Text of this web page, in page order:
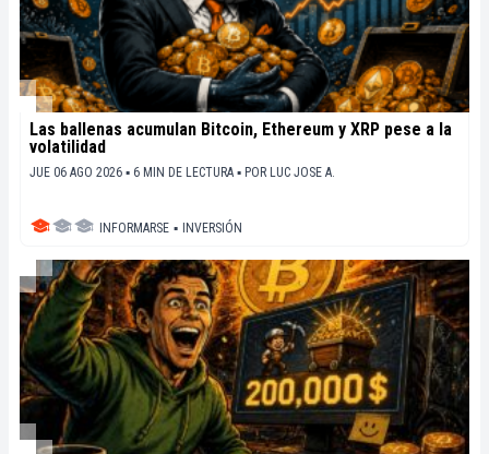
Las ballenas acumulan Bitcoin, Ethereum y XRP pese a la
volatilidad
JUE 06 AGO 2026 ▪ 6 MIN DE LECTURA ▪ POR LUC JOSE A.
INFORMARSE ▪ INVERSIÓN